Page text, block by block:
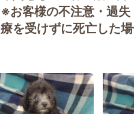
※お客様の不注意・過
療を受けずに死亡した